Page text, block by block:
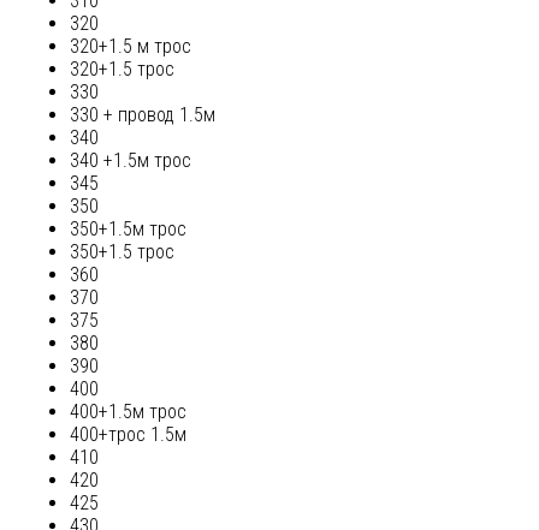
320
320+1.5 м трос
320+1.5 трос
330
330 + провод 1.5м
340
340 +1.5м трос
345
350
350+1.5м трос
350+1.5 трос
360
370
375
380
390
400
400+1.5м трос
400+трос 1.5м
410
420
425